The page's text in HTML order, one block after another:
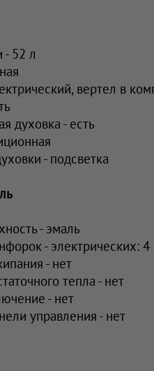
- 52 л
вертел в
духовка - есть
- подсветка
- эмаль
- электрических: 4
- нет
тепла - нет
- нет
управления - нет